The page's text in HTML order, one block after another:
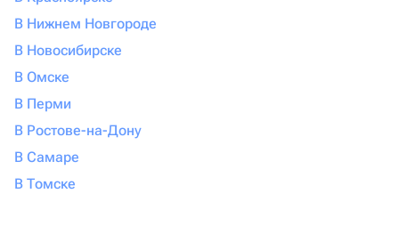
В Нижнем Новгороде
В Новосибирске
В Омске
В Перми
В Ростове-на-Дону
В Самаре
В Томске